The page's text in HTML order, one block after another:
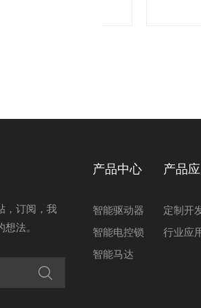
，订阅，我
法。
产品中心
智能驱动器
智能电控锁
智能马达
产品
定制开
行业应